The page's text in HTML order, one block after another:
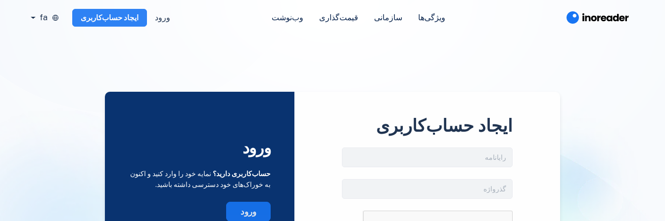
ویژگی‌ها سازمانی قیمت‌گذاری وب‌نوشت ورود ایجاد حساب‌کاربری fa
ایجاد حساب‌کاربری
ورود
حساب‌کاربری دارید؟ نمایه خود را وارد کنید و اکنون
به خوراک‌های خود دسترسی داشته باشید.
ورود